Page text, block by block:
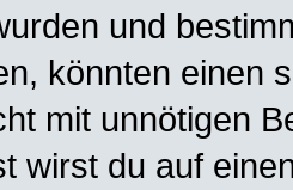
und
könnten einen
mit unnötigen
wirst du auf